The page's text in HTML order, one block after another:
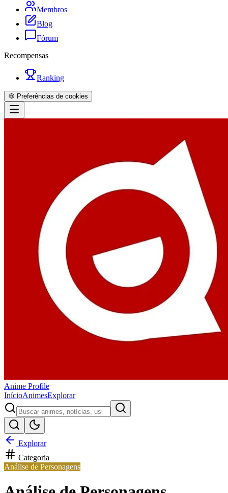
Membros
Blog
Fórum
Recompensas
Ranking
🍪 Preferências de cookies
Anime Profile
InícioAnimesExplorar
Explorar
Categoria
Análise de Personagens